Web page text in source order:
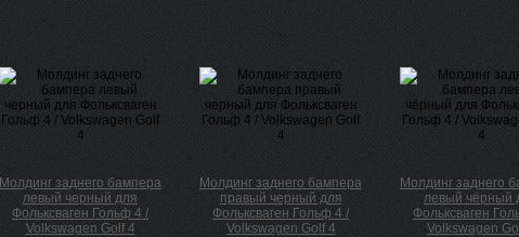
Молдинг заднего бампера
левый черный для
Фольксваген Гольф 4 /
Volkswagen Golf 4
Молдинг заднего бампера
правый черный для
Фольксваген Гольф 4 /
Volkswagen Golf 4
Молдинг заднего
левый чёрный
Фольксваген
Volkswagen